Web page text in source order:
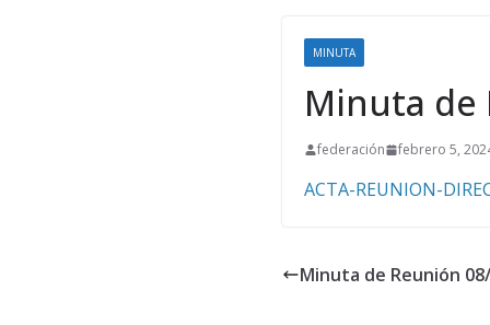
MINUTA
Minuta de
federación febrero 5,
ACTA-REUNION-
Minuta de Reunión